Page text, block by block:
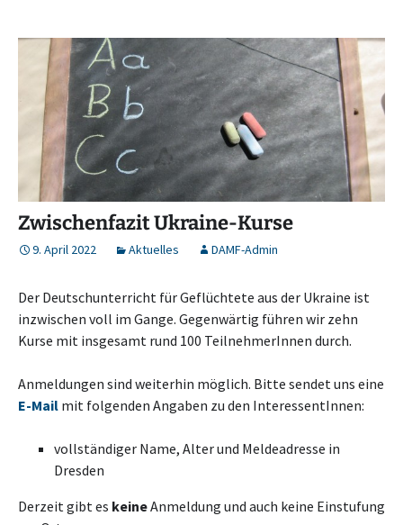
Zwischenfazit Ukraine-Kurse
9. April 2022 Aktuelles DAMF-Admin
Der Deutschunterricht für Geflüchtete aus der Ukraine ist
inzwischen voll im Gange. Gegenwärtig führen wir zehn
Kurse mit insgesamt rund 100 TeilnehmerInnen durch.
Anmeldungen sind weiterhin möglich. Bitte sendet uns eine
E-Mail mit folgenden Angaben zu den InteressentInnen:
vollständiger Name, Alter und Meldeadresse in
Dresden
Derzeit gibt es keineAnmeldung und auch keine Einstufung